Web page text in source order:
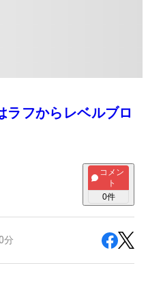
ラフからレベルブロ
コメン
ト
0件
分